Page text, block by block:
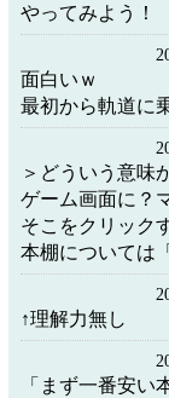
やってみよう！
面白いｗ
最初から軌道に
＞どういう意味
ゲーム画面に？
そこをクリック
本棚については
↑理解力無し
「まず一番安い